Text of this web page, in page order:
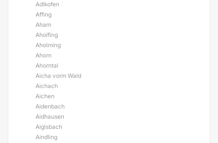
Adlkofen
Affing
Aham
Aholfing
Aholming
Ahorn
Ahorntal
Aicha vorm Wald
Aichach
Aichen
Aidenbach
Aidhausen
Aiglsbach
Aindling